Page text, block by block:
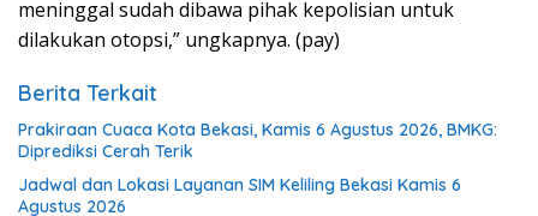
meninggal sudah dibawa pihak kepolisian untuk
dilakukan otopsi,” ungkapnya. (pay)
Berita Terkait
Prakiraan Cuaca Kota Bekasi, Kamis 6 Agustus 2026, BMKG:
Diprediksi Cerah Terik
Jadwal dan Lokasi Layanan SIM Keliling Bekasi Kamis 6
Agustus 2026